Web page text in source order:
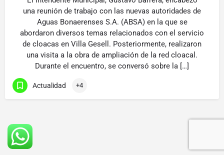
una reunión de trabajo con las nuevas autoridades de
Aguas Bonaerenses S.A. (ABSA) en la que se
abordaron diversos temas relacionados con el servicio
de cloacas en Villa Gesell. Posteriormente, realizaron
una visita a la obra de ampliación de la red cloacal.
Durante el encuentro, se conversó sobre la […]
Actualidad +4